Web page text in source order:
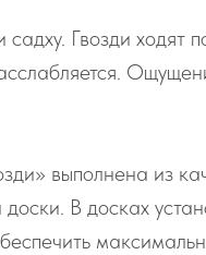
Гвозди ходят
выполнена из
В досках